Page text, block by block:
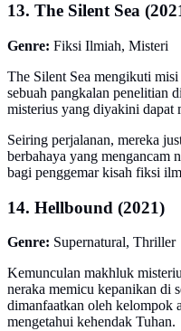
13. The Silent Sea
Genre: Fiksi Ilmiah, Misteri
The Silent Sea mengikuti
sebuah pangkalan penelitian
misterius yang diyakini dapat
Seiring perjalanan, mereka
berbahaya yang mengancam
bagi penggemar kisah fiksi
14. Hellbound (2021)
Genre: Supernatural, Thriller
Kemunculan makhluk
neraka memicu kepanikan di
dimanfaatkan oleh kelompok
mengetahui kehendak Tuhan.